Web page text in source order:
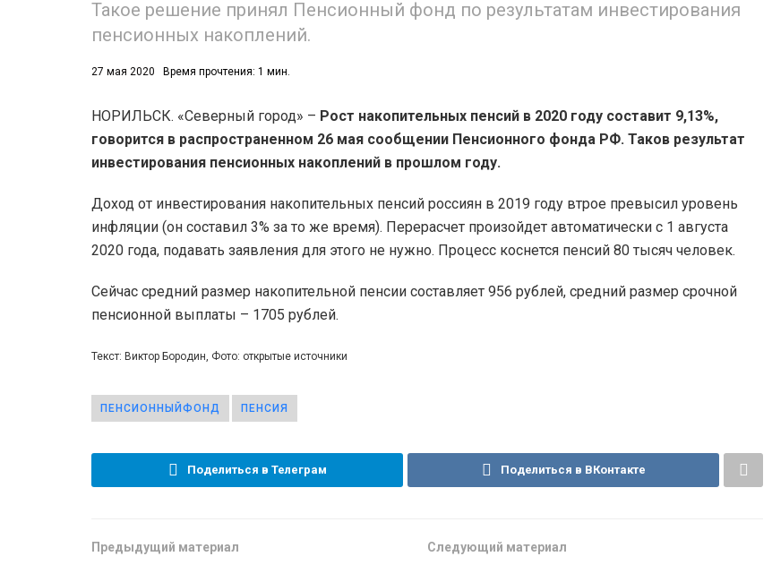
Такое решение принял Пенсионный фонд по результатам инвестирования
пенсионных накоплений.
27 мая 2020 Время прочтения: 1 мин.
НОРИЛЬСК. «Северный город» – Рост накопительных пенсий в 2020 году составит 9,13%,
говорится в распространенном 26 мая сообщении Пенсионного фонда РФ. Таков результат
инвестирования пенсионных накоплений в прошлом году.
Доход от инвестирования накопительных пенсий россиян в 2019 году втрое превысил уровень
инфляции (он составил 3% за то же время). Перерасчет произойдет автоматически с 1 августа
2020 года, подавать заявления для этого не нужно. Процесс коснется пенсий 80 тысяч человек.
Сейчас средний размер накопительной пенсии составляет 956 рублей, средний размер срочной
пенсионной выплаты – 1705 рублей.
Текст: Виктор Бородин, Фото: открытые источники
ПЕНСИОННЫЙФОНД ПЕНСИЯ
Поделиться в Телеграм Поделиться в ВКонтакте
Предыдущий материал Следующий материал